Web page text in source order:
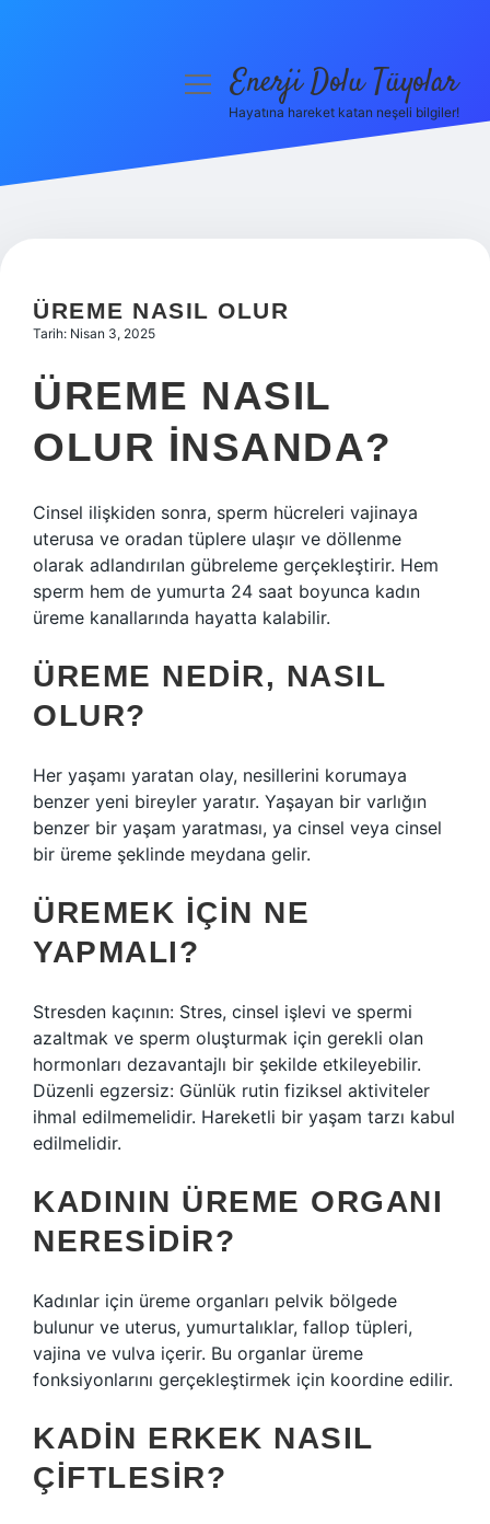
Hakkımızda
menüyüEnerji Dolu Tüyolar
Hayatına hareket katan neşeli bilgiler!
ÜREME NASIL OLUR
Tarih: Nisan 3, 2025
ÜREME NASIL
OLUR INSANDA?
Cinsel ilişkiden sonra, sperm hücreleri vajinaya
uterusa ve oradan tüplere ulaşır ve döllenme
olarak adlandırılan gübreleme gerçekleştirir. Hem
sperm hem de yumurta 24 saat boyunca kadın
üreme kanallarında hayatta kalabilir.
ÜREME NEDIR, NASIL
OLUR?
Her yaşamı yaratan olay, nesillerini korumaya
benzer yeni bireyler yaratır. Yaşayan bir varlığın
benzer bir yaşam yaratması, ya cinsel veya cinsel
bir üreme şeklinde meydana gelir.
ÜREMEK IÇIN NE
YAPMALI?
Stresden kaçının: Stres, cinsel işlevi ve spermi
azaltmak ve sperm oluşturmak için gerekli olan
hormonları dezavantajlı bir şekilde etkileyebilir.
Düzenli egzersiz: Günlük rutin fiziksel aktiviteler
ihmal edilmemelidir. Hareketli bir yaşam tarzı kabul
edilmelidir.
KADININ ÜREME ORGANI
NERESIDIR?
Kadınlar için üreme organları pelvik bölgede
bulunur ve uterus, yumurtalıklar, fallop tüpleri,
vajina ve vulva içerir. Bu organlar üreme
fonksiyonlarını gerçekleştirmek için koordine edilir.
KADIN ERKEK NASIL
ÇIFTLESIR?